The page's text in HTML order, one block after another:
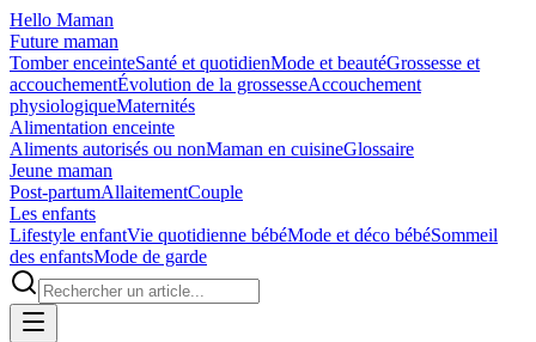
Hello Maman
Future maman
Tomber enceinteSanté et quotidienMode et beautéGrossesse et
accouchementÉvolution de la grossesseAccouchement
physiologiqueMaternités
Alimentation enceinte
Aliments autorisés ou nonMaman en cuisineGlossaire
Jeune maman
Post-partumAllaitementCouple
Les enfants
Lifestyle enfantVie quotidienne bébéMode et déco bébéSommeil
des enfantsMode de garde